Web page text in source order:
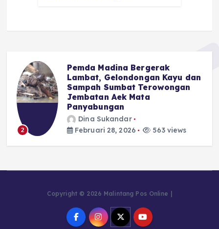
2
Pemda Madina Bergerak
Lambat, Gelondongan Kayu dan
Sampah Sumbat Terowongan
Jembatan Aek Mata
Panyabungan
Dina Sukandar
Februari 28, 2026
563 views
Copyright © 2026 Malintang Pos Online |